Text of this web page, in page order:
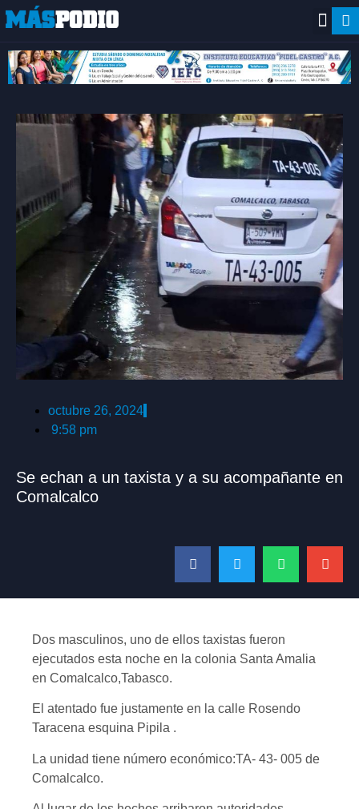
octubre 26, 2024
9:58 pm
Se echan a un taxista y a su acompañante en
Comalcalco
Dos masculinos, uno de ellos taxistas fueron
ejecutados esta noche en la colonia Santa Amalia
en Comalcalco,Tabasco.
El atentado fue justamente en la calle Rosendo
Taracena esquina Pipila .
La unidad tiene número económico:TA- 43- 005 de
Comalcalco.